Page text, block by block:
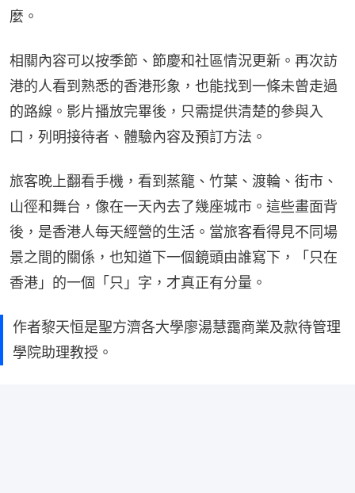
麼。
相關內容可以按季節、節慶和社區情況更新。再次訪
港的人看到熟悉的香港形象，也能找到一條未曾走過
的路線。影片播放完畢後，只需提供清楚的參與入
口，列明接待者、體驗內容及預訂方法。
旅客晚上翻看手機，看到蒸籠、竹葉、渡輪、街市、
山徑和舞台，像在一天內去了幾座城市。這些畫面背
後，是香港人每天經營的生活。當旅客看得見不同場
景之間的關係，也知道下一個鏡頭由誰寫下，「只在
香港」的一個「只」字，才真正有分量。
作者黎天恒是聖方濟各大學廖湯慧靄商業及款待管理
學院助理教授。